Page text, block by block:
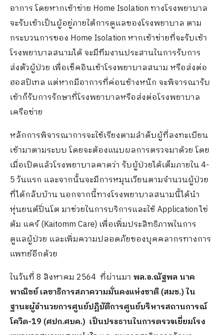
อาการ โดยหากเข้าข่าย Home Isolation ทางโรงพยาบาล
จะรับเข้าเป็นผู้อยู่ภายใต้การดูแลของโรงพยาบาล ตาม
กระบวนการของ Home Isolation หากเข้าข่ายที่จะรับเข้า
โรงพยาบาลสนามได้ จะมีทีมงานประสานในการรับการ
ส่งตัวผู้ป่วย เพื่อเช็คอินเข้าโรงพยาบาลสนาม หรือส่งต่อ
ฮอสปิเทล แต่หากมีอาการที่ค่อนข้างหนัก จะพิจารณารับ
เข้าก็รับการรักษาที่โรงพยาบาลหรือส่งต่อโรงพยาบาล
เครือข่าย
หลักการพิจารณาการจะใช้เรียงตามลำดับผู้ที่ลงทะเบียน
เข้ามาตามระบบ โดยจะต้องแนบผลการตรวจมาด้วย โดย
เมื่อเปิดแล้วโรงพยาบาลคาดว่า รับผู้ป่วยได้เต็มภายใน 4-
5 วันแรก และจากนั้นจะมีการหมุนเวียนตามจำนวนผู้ป่วย
ที่ได้กลับบ้าน นอกจากนี้ทางโรงพยาบาลสนามนี้ได้นำ
หุ่นยนต์ปิ่นโต มาช่วยในการบริการและใช้ Application ไข่
ต้ม แคร์ (Kaitomm Care) เพื่อเพิ่มประสิทธิภาพในการ
ดูแลผู้ป่วย และเพิ่มความปลอดภัยของบุคคลากรทางการ
แพทย์อีกด้วย
ในวันที่ 8 สิงหาคม 2564 ที่ผ่านมา พล.อ.ณัฐพล นาค
พาณิชย์ เลขาธิการสภาความมั่นคงแห่งชาติ (สมช.) ใน
ฐานะผู้อำนวยการศูนย์ปฏิบัติการศูนย์บริหารสถานการณ์
โควิด-19 (ศปก.ศบค.) เป็นประธานในการตรวจเยี่ยมโรง